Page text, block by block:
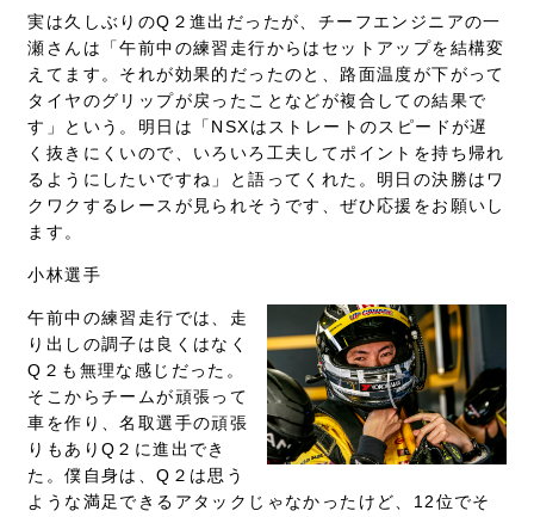
実は久しぶりのQ２進出だったが、チーフエンジニアの一
瀬さんは「午前中の練習走行からはセットアップを結構変
えてます。それが効果的だったのと、路面温度が下がって
タイヤのグリップが戻ったことなどが複合しての結果で
す」という。明日は「NSXはストレートのスピードが遅
く抜きにくいので、いろいろ工夫してポイントを持ち帰れ
るようにしたいですね」と語ってくれた。明日の決勝はワ
クワクするレースが見られそうです、ぜひ応援をお願いし
ます。
小林選手
午前中の練習走行では、走
り出しの調子は良くはなく
Q２も無理な感じだった。
そこからチームが頑張って
車を作り、名取選手の頑張
りもありQ２に進出でき
た。僕自身は、Q２は思う
ような満足できるアタックじゃなかったけど、12位でそ